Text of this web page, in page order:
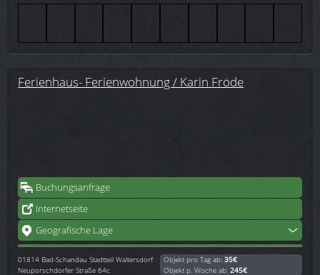
Ferienhaus- Ferienwohnung / Karin Fröde
Buchungsanfrage
Internetseite
Geografische Lage
01814 Bad-Schandau Stadtteil Waltersdorf
Neuporschdorfer Straße 64c
Objekt pro Tag ab: 35€
Objekt p. Woche ab: 245€